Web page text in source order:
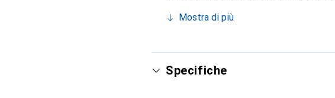
Ethernet a 10 gigabit. Durevole grazie
Mostra di più
Specifiche